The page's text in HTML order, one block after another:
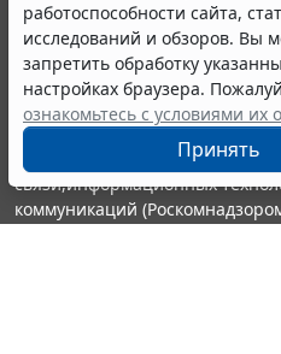
работоспособности сайта,
исследований и обзоров. Вы
запретить обработку
настройках браузера.
ознакомьтесь с условиями их
Принять
© ООО "НПП "ГАРАНТ-СЕРВИС",
выпускается с 1990 года.
являются участниками
информации ГАРАНТ.
Портал ГАРАНТ.РУ
издания Федеральной
связи,информационных
коммуникаций